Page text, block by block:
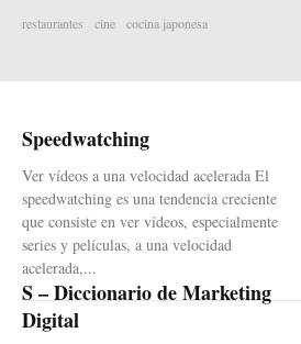
restaurantes
cine cocina japonesa
Speedwatching
Ver vídeos a una velocidad acelerada El
speedwatching es una tendencia creciente
que consiste en ver vídeos, especialmente
series y películas, a una velocidad
acelerada,...
S – Diccionario de Marketing
Digital